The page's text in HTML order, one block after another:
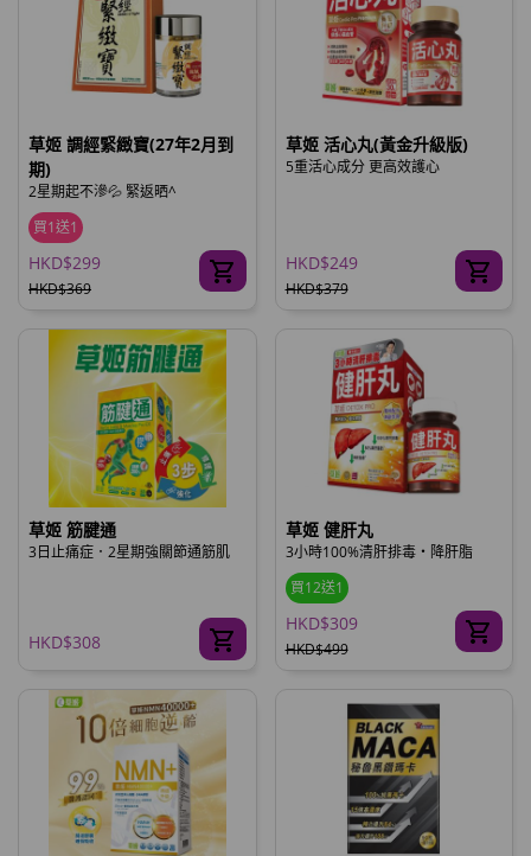
草姬 調經緊緻寶(27年2月到
期)
2星期起不滲💦 緊返晒^
買1送1
HKD$299
HKD$369
草姬 活心丸(黃金升級版)
5重活心成分 更高效護心
HKD$249
HKD$379
草姬 筋腱通
3日止痛症．2星期強關節通筋肌
HKD$308
草姬 健肝丸
3小時100%清肝排毒‧降肝脂
買12送1
HKD$309
HKD$499